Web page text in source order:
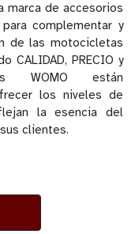
marca de accesorios
complementar y
de las motocicletas
CALIDAD, PRECIO y
WOMO están
los niveles de
la esencia del
clientes.